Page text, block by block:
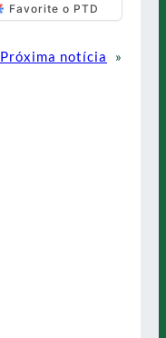
Favorite o PTD
Próxima notícia
»